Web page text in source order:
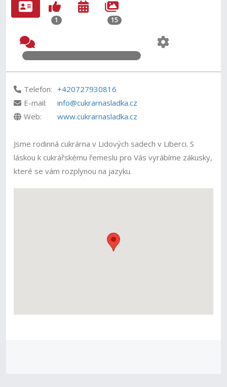
1 15
Telefon: +420727930816
E-mail:
info@cukrarnasladka.cz
Web:
www.cukrarnasladka.cz
Jsme rodinná cukrárna v Lidových sadech v Liberci. S
láskou k cukrářskému řemeslu pro Vás vyrábíme zákusky,
které se vám rozplynou na jazyku.